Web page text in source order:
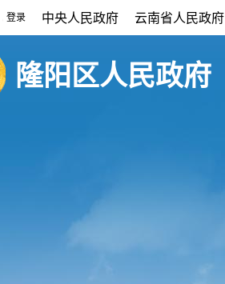
登录 中央人民政府 云南省人民政府
隆阳区人民政府